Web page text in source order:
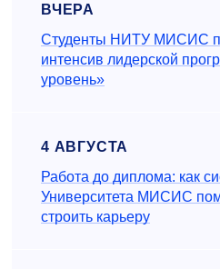
ВЧЕРА
Студенты НИТУ МИСИС
интенсив лидерской
уровень»
4 АВГУСТА
Работа до диплома: как
Университета МИСИС
строить карьеру